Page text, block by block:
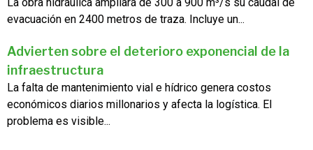
evacuación en 2400 metros de traza. Incluye un...
Advierten sobre el deterioro exponencial de la
infraestructura
La falta de mantenimiento vial e hídrico genera costos
económicos diarios millonarios y afecta la logística. El
problema es visible...